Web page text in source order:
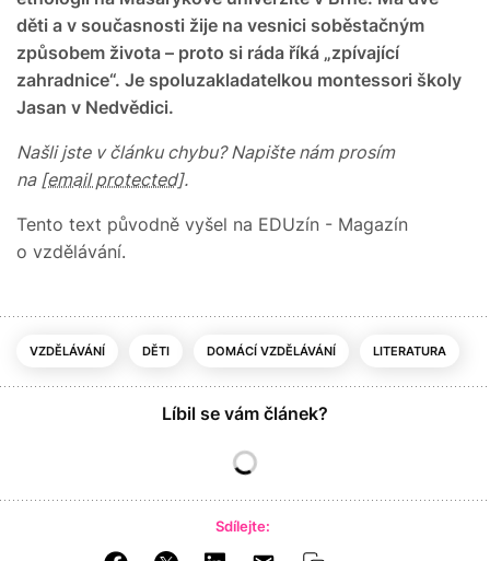
děti a v současnosti žije na vesnici soběstačným
způsobem života – proto si ráda říká „zpívající
zahradnice“. Je spoluzakladatelkou montessori školy
Jasan v Nedvědici.
Našli jste v článku chybu? Napište nám prosím
na [email protected].
Tento text původně vyšel na EDUzín - Magazín
o vzdělávání.
VZDĚLÁVÁNÍ DĚTI DOMÁCÍ VZDĚLÁVÁNÍ LITERATURA
Líbil se vám článek?
Sdílejte: